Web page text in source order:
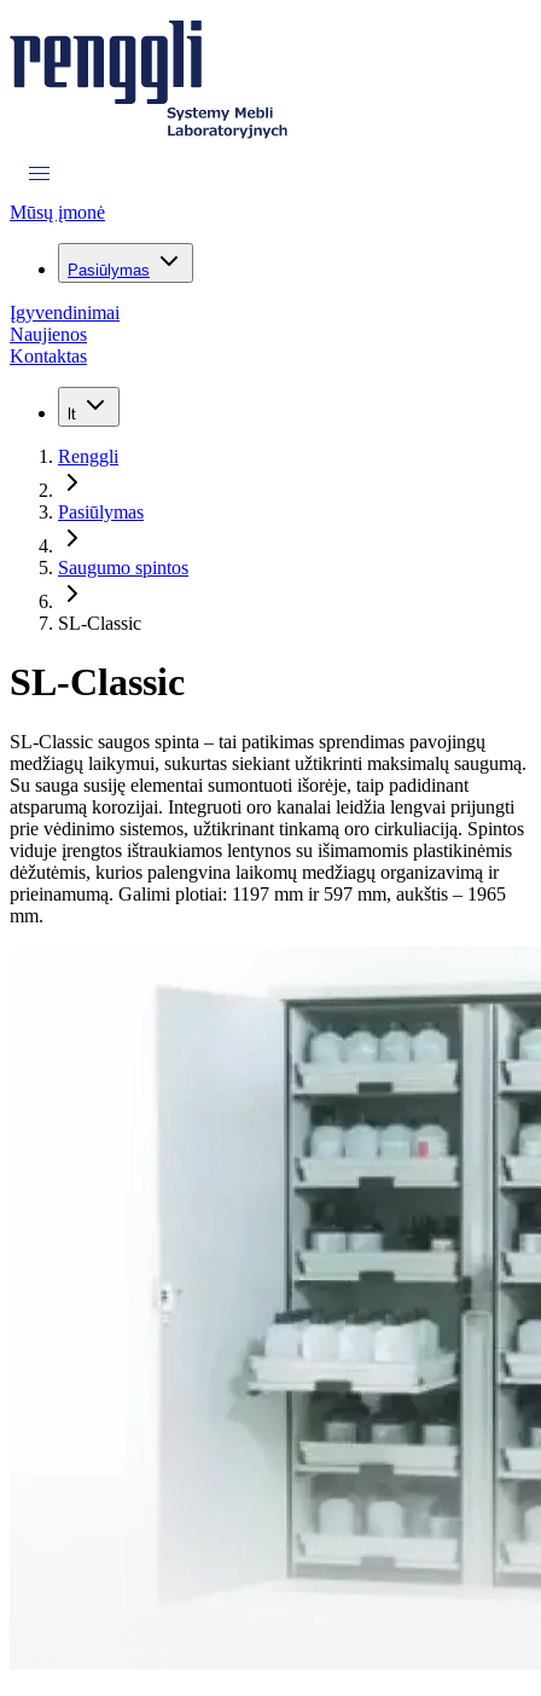
Mūsų įmonė
Pasiūlymas
Įgyvendinimai
Naujienos
Kontaktas
lt
Renggli
Pasiūlymas
Saugumo spintos
SL-Classic
SL-Classic
SL-Classic saugos spinta – tai patikimas sprendimas pavojingų
medžiagų laikymui, sukurtas siekiant užtikrinti maksimalų saugumą.
Su sauga susiję elementai sumontuoti išorėje, taip padidinant
atsparumą korozijai. Integruoti oro kanalai leidžia lengvai prijungti
prie vėdinimo sistemos, užtikrinant tinkamą oro cirkuliaciją. Spintos
viduje įrengtos ištraukiamos lentynos su išimamomis plastikinėmis
dėžutėmis, kurios palengvina laikomų medžiagų organizavimą ir
prieinamumą. Galimi plotiai: 1197 mm ir 597 mm, aukštis – 1965
mm.